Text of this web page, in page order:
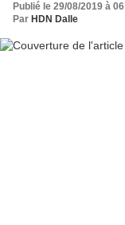
Publié le 29/08/2019 à
Par HDN Dalle